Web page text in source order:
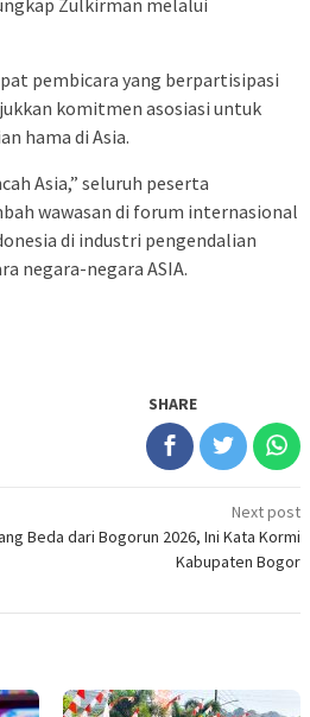
Zulkirman melalui
pembicara yang berpartisipasi
komitmen asosiasi untuk
hama di Asia.
Asia,” seluruh peserta
wawasan di forum internasional
di industri pengendalian
negara-negara ASIA.
SHARE
Next post
Beda dari Bogorun 2026, Ini Kata Kormi
Kabupaten Bogor